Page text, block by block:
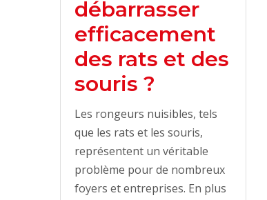
débarrasser
efficacement
des rats et des
souris ?
Les rongeurs nuisibles, tels
que les rats et les souris,
représentent un véritable
problème pour de nombreux
foyers et entreprises. En plus